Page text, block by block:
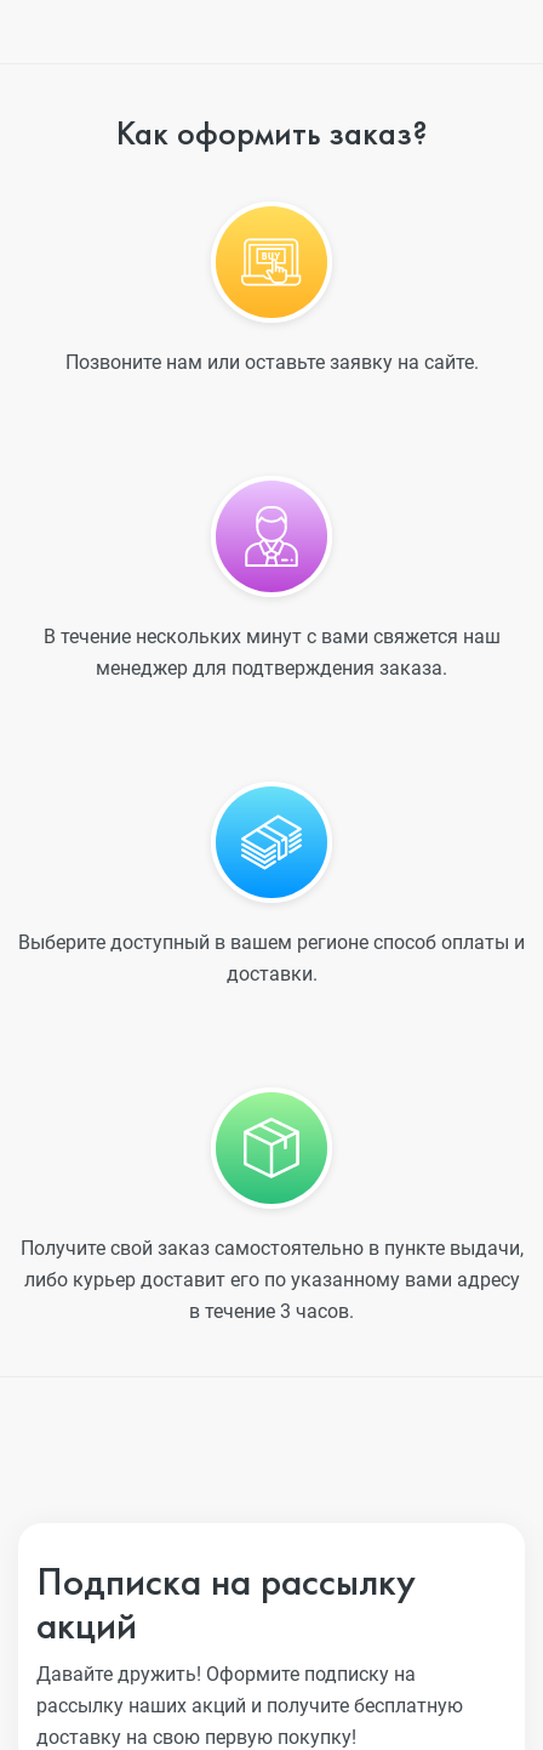
Как оформить заказ?
Позвоните нам или оставьте заявку на сайте.
В течение нескольких минут с вами свяжется наш
менеджер для подтверждения заказа.
Выберите доступный в вашем регионе способ оплаты и
доставки.
Получите свой заказ самостоятельно в пункте выдачи,
либо курьер доставит его по указанному вами адресу
в течение 3 часов.
Подписка на рассылку
акций
Давайте дружить! Оформите подписку на
рассылку наших акций и получите бесплатную
доставку на свою первую покупку!